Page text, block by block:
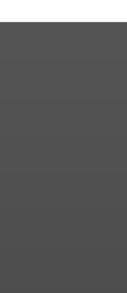
Чувашии
по Чувашской
с оружием
изъята крупная